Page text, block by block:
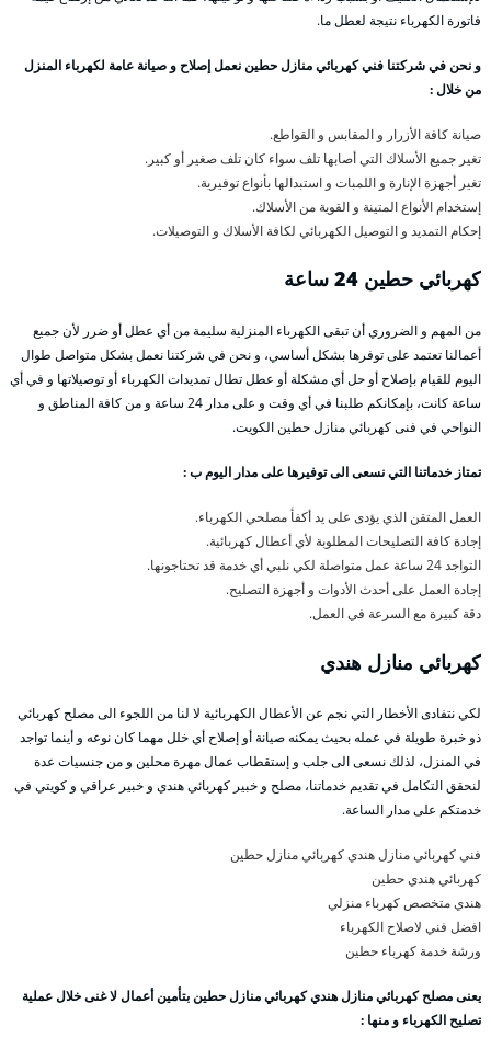
فاتورة الكهرباء نتيجة لعطل ما.
و نحن في شركتنا فني كهربائي منازل حطين نعمل إصلاح و صيانة عامة لكهرباء المنزل
من خلال :
صيانة كافة الأزرار و المقابس و القواطع.
تغير جميع الأسلاك التي أصابها تلف سواء كان تلف صغير أو كبير.
تغير أجهزة الإنارة و اللمبات و استبدالها بأنواع توفيرية.
إستخدام الأنواع المتينة و القوية من الأسلاك.
إحكام التمديد و التوصيل الكهربائي لكافة الأسلاك و التوصيلات.
كهربائي حطين 24 ساعة
من المهم و الضروري أن تبقى الكهرباء المنزلية سليمة من أي عطل أو ضرر لأن جميع
أعمالنا تعتمد على توفرها بشكل أساسي، و نحن في شركتنا نعمل بشكل متواصل طوال
اليوم للقيام بإصلاح أو حل أي مشكلة أو عطل تطال تمديدات الكهرباء أو توصيلاتها و في أي
ساعة كانت، بإمكانكم طلبنا في أي وقت و على مدار 24 ساعة و من كافة المناطق و
النواحي في فنى كهربائي منازل حطين الكويت.
تمتاز خدماتنا التي نسعى الى توفيرها على مدار اليوم ب :
العمل المتقن الذي يؤدى على يد أكفأ مصلحي الكهرباء.
إجادة كافة التصليحات المطلوبة لأي أعطال كهربائية.
التواجد 24 ساعة عمل متواصلة لكي نلبي أي خدمة قد تحتاجونها.
إجادة العمل على أحدث الأدوات و أجهزة التصليح.
دقة كبيرة مع السرعة في العمل.
كهربائي منازل هندي
لكي نتفادى الأخطار التي نجم عن الأعطال الكهربائية لا لنا من اللجوء الى مصلح كهربائي
ذو خبرة طويلة في عمله بحيث يمكنه صيانة أو إصلاح أي خلل مهما كان نوعه و أينما تواجد
في المنزل، لذلك نسعى الى جلب و إستقطاب عمال مهرة محلين و من جنسيات عدة
لنحقق التكامل في تقديم خدماتنا، مصلح و خبير كهربائي هندي و خبير عراقي و كويتي في
خدمتكم على مدار الساعة.
فني كهربائي منازل هندي كهربائي منازل حطين
كهربائي هندي حطين
هندي متخصص كهرباء منزلي
افضل فني لاصلاح الكهرباء
ورشة خدمة كهرباء حطين
يعنى مصلح كهربائي منازل هندي كهربائي منازل حطين بتأمين أعمال لا غنى خلال عملية
تصليح الكهرباء و منها :